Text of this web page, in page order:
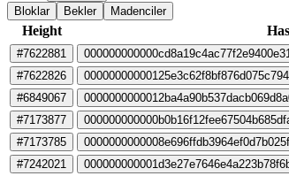
Bloklar
Bekler Madenciler
Height
#7622881
#7622826
#6849067
#7173877
#7173785
#7242021